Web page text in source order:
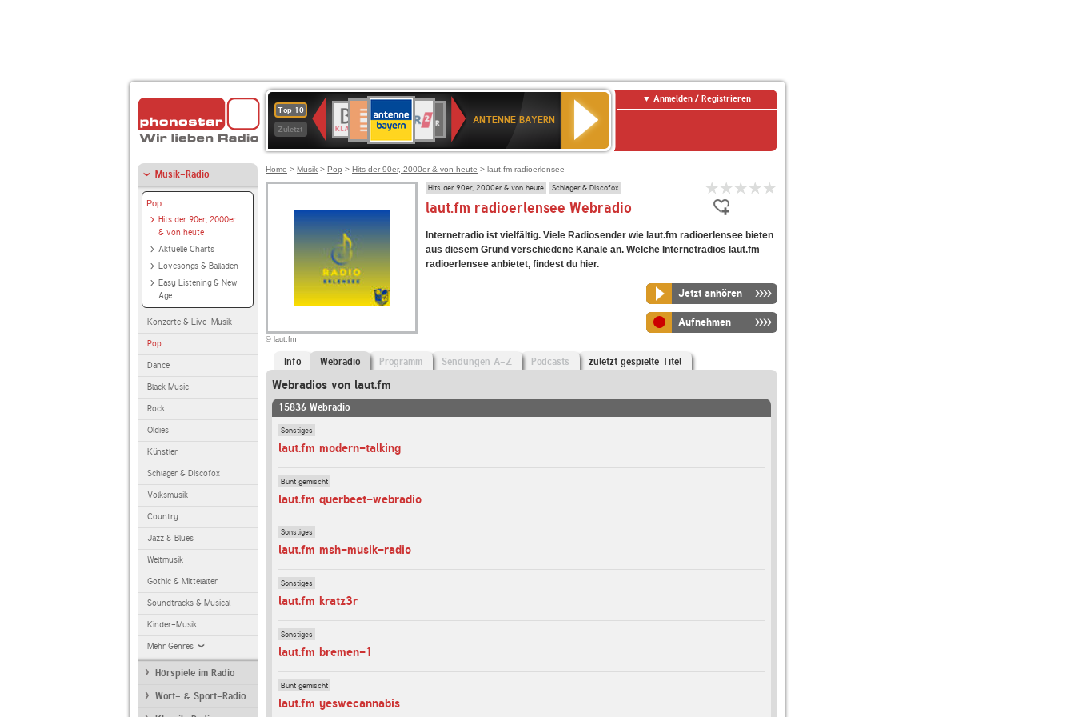
Top 10
Zuletzt
Deutschlandfunk
80er
90er
OLDIE
ANTENNE
SWR3
WDR
4
BR-
KLASSIK
Deutschlandfunk
KulturBAYERN
2
SWR
Kultur
NDR
2
ANTENNE BAYERN
Anmelden / Registrieren
Musik-Radio
Pop
Hits der 90er, 2000er
& von heute
Aktuelle Charts
Lovesongs & Balladen
Easy Listening & New
Age
Konzerte & Live-Musik
Pop
Dance
Black Music
Rock
Oldies
Künstler
Schlager & Discofox
Volksmusik
Country
Jazz & Blues
Weltmusik
Gothic & Mittelalter
Soundtracks & Musical
Kinder-Musik
Mehr Genres
Hörspiele im Radio
Wort- & Sport-Radio
Home > Musik > Pop > Hits der 90er, 2000er & von heute > laut.fm radioerlensee
© laut.fm
Hits der 90er, 2000er & von heute Schlager & Discofox
laut.fm radioerlensee Webradio
Internetradio ist vielfältig. Viele Radiosender wie laut.fm radioerlensee bieten
aus diesem Grund verschiedene Kanäle an. Welche Internetradios laut.fm
radioerlensee anbietet, findest du hier.
Jetzt anhören
Aufnehmen
Info Webradio Programm Sendungen A-Z Podcasts zuletzt gespielte Titel
Webradios von laut.fm
15836 Webradio
Sonstiges
laut.fm modern-talking
Bunt gemischt
laut.fm querbeet-webradio
Sonstiges
laut.fm msh-musik-radio
Sonstiges
laut.fm kratz3r
Sonstiges
laut.fm bremen-1
Bunt gemischt
laut.fm yeswecannabis